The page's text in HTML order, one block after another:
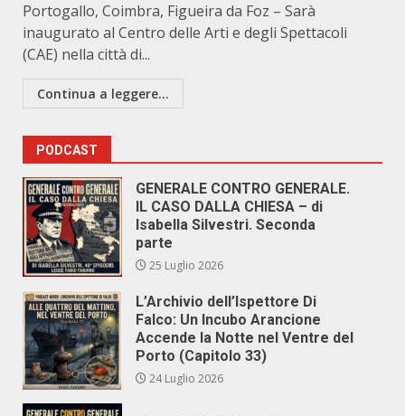
Portogallo, Coimbra, Figueira da Foz – Sarà
inaugurato al Centro delle Arti e degli Spettacoli
(CAE) nella città di...
Continua a leggere...
PODCAST
GENERALE CONTRO GENERALE.
IL CASO DALLA CHIESA – di
Isabella Silvestri. Seconda
parte
25 Luglio 2026
L’Archivio dell’Ispettore Di
Falco: Un Incubo Arancione
Accende la Notte nel Ventre del
Porto (Capitolo 33)
24 Luglio 2026